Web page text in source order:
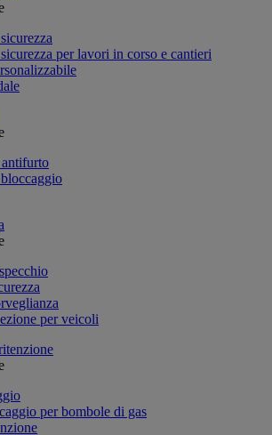
per lavori in corso e cantieri
antifurto
per veicoli
per bombole di gas